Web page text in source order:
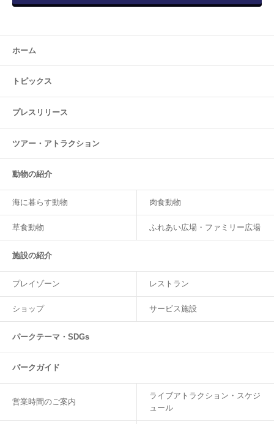
ホーム
トピックス
プレスリリース
ツアー・ アトラクション
動物の紹介
海に暮らす動物 肉食動物
草食動物 ふれあい広場・ファミリー広場
施設の紹介
プレイゾーン レストラン
ショップ サービス施設
パークテーマ・SDGs
パークガイド
営業時間のご案内
ライブアトラクション・スケジ
ュール